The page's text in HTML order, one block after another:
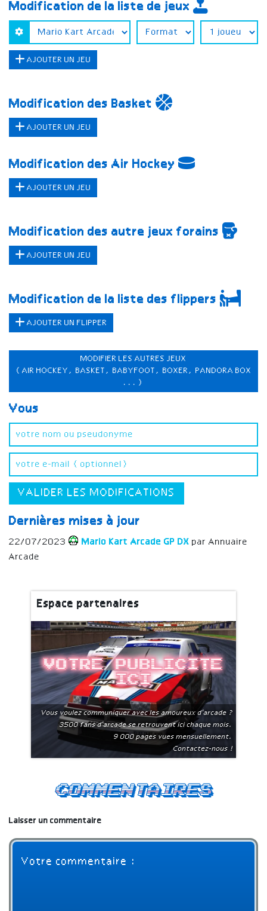
Modification de la liste de jeux
AJOUTER UN JEU
Modification des Basket
AJOUTER UN JEU
Modification des Air Hockey
AJOUTER UN JEU
Modification des autre jeux forains
AJOUTER UN JEU
Modification de la liste des flippers
AJOUTER UN FLIPPER
MODIFIER LES AUTRES JEUX
(AIR HOCKEY, BASKET, BABYFOOT, BOXER, PANDORA BOX
...)
Vous
VALIDER LES MODIFICATIONS
Dernières mises à jour
22/07/2023 Mario Kart Arcade GP DX par Annuaire
Arcade
Espace partenaires
Votre publicite
ici
Vous voulez communiquer avec les amoureux d'arcade ?
3500 fans d'arcade se retrouvent ici chaque mois.
9 000 pages vues mensuellement.
Contactez-nous !
Commentaires
Laisser un commentaire